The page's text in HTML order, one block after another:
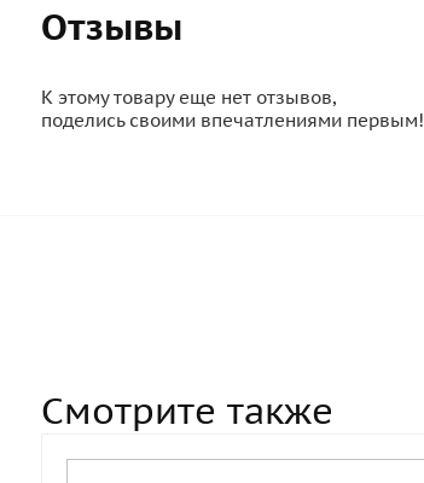
Отзывы
К этому товару еще нет отзывов,
поделись своими впечатлениями первым!
Смотрите также